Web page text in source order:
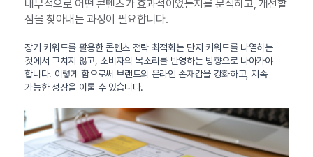
내부적으로 어떤 콘텐츠가 효과적이었는지를 분석하고, 개선할
점을 찾아내는 과정이 필요합니다.
장기 키워드를 활용한 콘텐츠 전략 최적화는 단지 키워드를 나열하는
것에서 그치지 않고, 소비자의 목소리를 반영하는 방향으로 나아가야
합니다. 이렇게 함으로써 브랜드의 온라인 존재감을 강화하고, 지속
가능한 성장을 이룰 수 있습니다.